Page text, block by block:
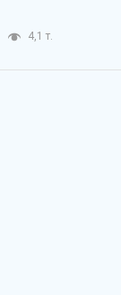
4,1 т.